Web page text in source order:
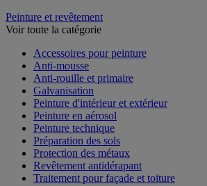
Peinture et revêtement
Voir toute la catégorie
Accessoires pour peinture
Anti-mousse
Anti-rouille et primaire
Galvanisation
Peinture d'intérieur et extérieur
Peinture en aérosol
Peinture technique
Préparation des sols
Protection des métaux
Revêtement antidérapant
Traitement pour façade et toiture